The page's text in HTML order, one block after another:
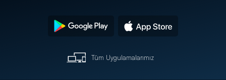
Tüm Uygulamalarımız